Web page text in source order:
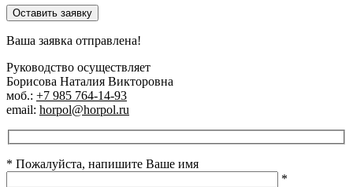
Оставить заявку
Ваша заявка отправлена!
Руководство осуществляет
Борисова Наталия Викторовна
моб.: +7 985 764-14-93
email: horpol@horpol.ru
* Пожалуйста, напишите Ваше имя
*